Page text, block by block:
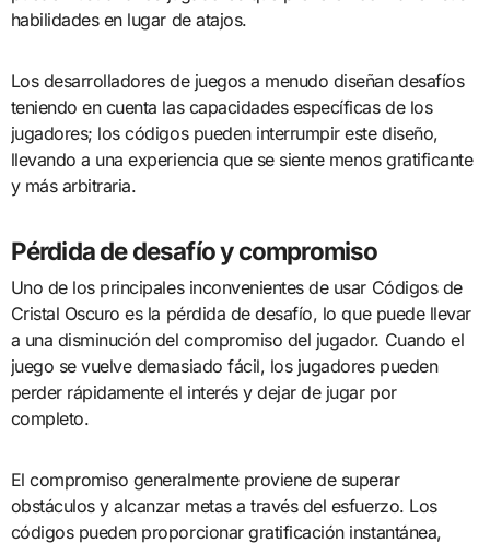
habilidades en lugar de atajos.
Los desarrolladores de juegos a menudo diseñan desafíos
teniendo en cuenta las capacidades específicas de los
jugadores; los códigos pueden interrumpir este diseño,
llevando a una experiencia que se siente menos gratificante
y más arbitraria.
Pérdida de desafío y compromiso
Uno de los principales inconvenientes de usar Códigos de
Cristal Oscuro es la pérdida de desafío, lo que puede llevar
a una disminución del compromiso del jugador. Cuando el
juego se vuelve demasiado fácil, los jugadores pueden
perder rápidamente el interés y dejar de jugar por
completo.
El compromiso generalmente proviene de superar
obstáculos y alcanzar metas a través del esfuerzo. Los
códigos pueden proporcionar gratificación instantánea,